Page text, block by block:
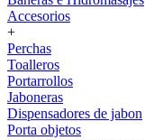
Accesorios
+
Perchas
Toalleros
Portarrollos
Jaboneras
Dispensadores de jabon
Porta objetos